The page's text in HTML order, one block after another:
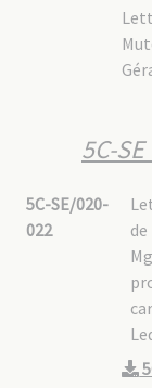
5C-
5C-SE/020-
022